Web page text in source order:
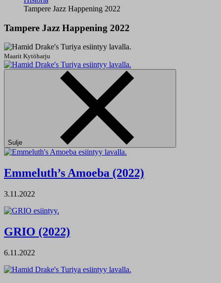
Tampere Jazz Happening 2022
Tampere Jazz Happening 2022
Maarit Kytöharju
Sulje
Emmeluth’s Amoeba (2022)
3.11.2022
GRIO (2022)
6.11.2022